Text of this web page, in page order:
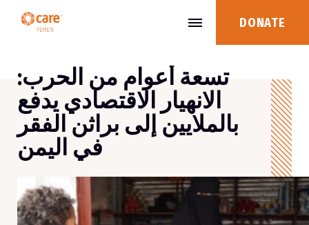
DONATE
تسعة أعوام من الحرب:
الانهيار الاقتصادي يدفع
بالملايين إلى براثن الفقر
في اليمن